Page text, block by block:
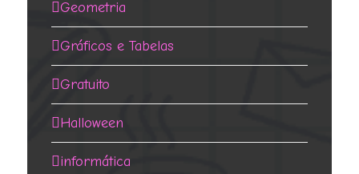
Geometria
Gráficos e Tabelas
Gratuito
Halloween
informática